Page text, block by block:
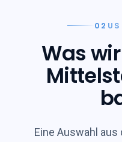
02
Was
Eine Auswahl